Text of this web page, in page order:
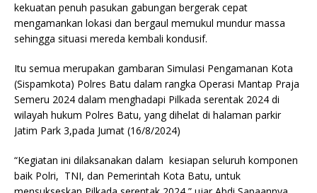
kekuatan penuh pasukan gabungan bergerak cepat
mengamankan lokasi dan bergaul memukul mundur massa
sehingga situasi mereda kembali kondusif.
Itu semua merupakan gambaran Simulasi Pengamanan Kota
(Sispamkota) Polres Batu dalam rangka Operasi Mantap Praja
Semeru 2024 dalam menghadapi Pilkada serentak 2024 di
wilayah hukum Polres Batu, yang dihelat di halaman parkir
Jatim Park 3,pada Jumat (16/8/2024)
“Kegiatan ini dilaksanakan dalam kesiapan seluruh komponen
baik Polri, TNI, dan Pemerintah Kota Batu, untuk